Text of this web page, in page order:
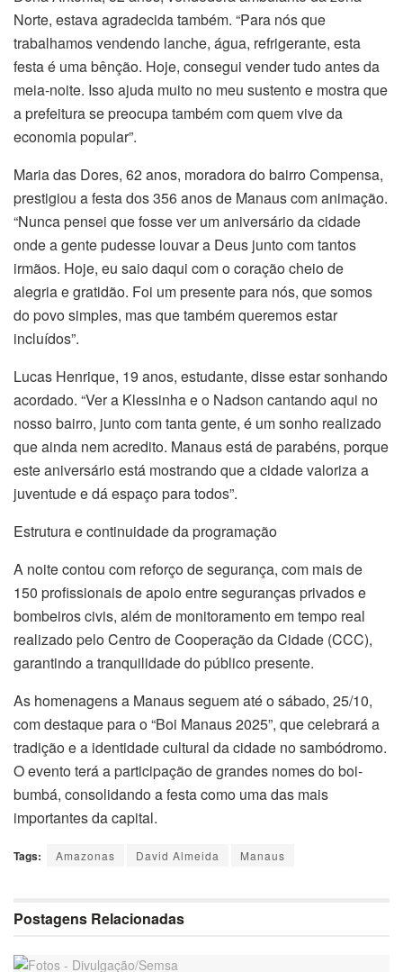
Norte, estava agradecida também. “Para nós que
trabalhamos vendendo lanche, água, refrigerante, esta
festa é uma bênção. Hoje, consegui vender tudo antes da
meia-noite. Isso ajuda muito no meu sustento e mostra que
a prefeitura se preocupa também com quem vive da
economia popular”.
Maria das Dores, 62 anos, moradora do bairro Compensa,
prestigiou a festa dos 356 anos de Manaus com animação.
“Nunca pensei que fosse ver um aniversário da cidade
onde a gente pudesse louvar a Deus junto com tantos
irmãos. Hoje, eu saio daqui com o coração cheio de
alegria e gratidão. Foi um presente para nós, que somos
do povo simples, mas que também queremos estar
incluídos”.
Lucas Henrique, 19 anos, estudante, disse estar sonhando
acordado. “Ver a Klessinha e o Nadson cantando aqui no
nosso bairro, junto com tanta gente, é um sonho realizado
que ainda nem acredito. Manaus está de parabéns, porque
este aniversário está mostrando que a cidade valoriza a
juventude e dá espaço para todos”.
Estrutura e continuidade da programação
A noite contou com reforço de segurança, com mais de
150 profissionais de apoio entre seguranças privados e
bombeiros civis, além de monitoramento em tempo real
realizado pelo Centro de Cooperação da Cidade (CCC),
garantindo a tranquilidade do público presente.
As homenagens a Manaus seguem até o sábado, 25/10,
com destaque para o “Boi Manaus 2025”, que celebrará a
tradição e a identidade cultural da cidade no sambódromo.
O evento terá a participação de grandes nomes do boi-
bumbá, consolidando a festa como uma das mais
importantes da capital.
Tags: Amazonas David Almeida Manaus
Postagens Relacionadas